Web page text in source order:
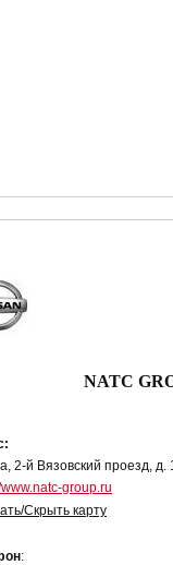
NATC GROUP -
2-й Вязовский проезд, д.
group.ru
Скрыть карту
: